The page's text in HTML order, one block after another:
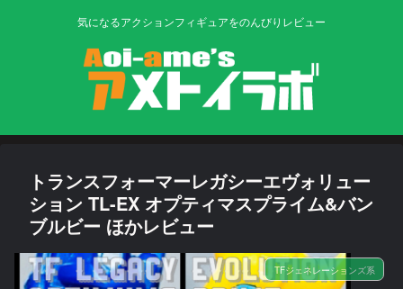
気になるアクションフィギュアをのんびりレビュー
トランスフォーマーレガシーエヴォリュー
ション TL-EX オプティマスプライム&バン
ブルビー ほかレビュー
TFジェネレーションズ系